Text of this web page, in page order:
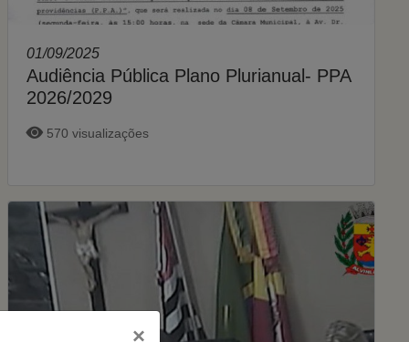
×
01/09/2025
Audiência Pública Plano Plurianual- PPA
2026/2029
570 visualizações